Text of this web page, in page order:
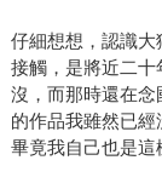
仔細想想，認識
接觸，是將近二十
沒，而那時還在
的作品我雖然已經
畢竟我自己也是這